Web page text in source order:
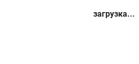
загрузка...